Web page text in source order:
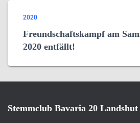
2020
Freundschaftskampf am
2020 entfällt!
Stemmclub Bavaria 20 Landshut